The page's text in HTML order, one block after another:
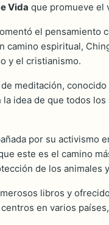
Vida que promueve el
el
camino espiritual,
y el cristianismo.
meditación, conocido
idea de que todos
por su
este es el camino
de los animales
libros y
en varios